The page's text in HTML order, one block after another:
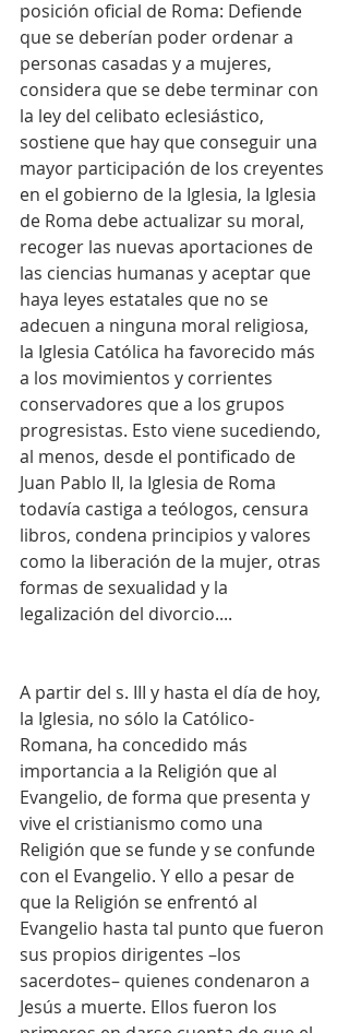
posición oficial de Roma: Defiende
que se deberían poder ordenar a
personas casadas y a mujeres,
considera que se debe terminar con
la ley del celibato eclesiástico,
sostiene que hay que conseguir una
mayor participación de los creyentes
en el gobierno de la Iglesia, la Iglesia
de Roma debe actualizar su moral,
recoger las nuevas aportaciones de
las ciencias humanas y aceptar que
haya leyes estatales que no se
adecuen a ninguna moral religiosa,
la Iglesia Católica ha favorecido más
a los movimientos y corrientes
conservadores que a los grupos
progresistas. Esto viene sucediendo,
al menos, desde el pontificado de
Juan Pablo II, la Iglesia de Roma
todavía castiga a teólogos, censura
libros, condena principios y valores
como la liberación de la mujer, otras
formas de sexualidad y la
legalización del divorcio....
A partir del s. III y hasta el día de hoy,
la Iglesia, no sólo la Católico-
Romana, ha concedido más
importancia a la Religión que al
Evangelio, de forma que presenta y
vive el cristianismo como una
Religión que se funde y se confunde
con el Evangelio. Y ello a pesar de
que la Religión se enfrentó al
Evangelio hasta tal punto que fueron
sus propios dirigentes –los
sacerdotes– quienes condenaron a
Jesús a muerte. Ellos fueron los